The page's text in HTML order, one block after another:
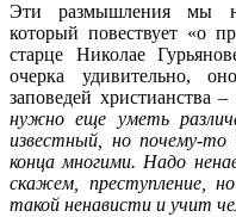
Эти размышления мы
который повествует «о
старце Николае
очерка удивительно,
заповедей христианства
нужно еще уметь
известный, но почему-
конца многими. Надо
скажем, преступление,
такой ненависти и учит